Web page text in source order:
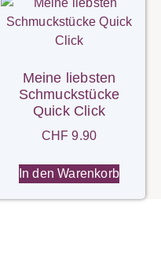
Meine liebsten
Schmuckstücke
Quick Click
CHF 9.90
In den Warenkorb